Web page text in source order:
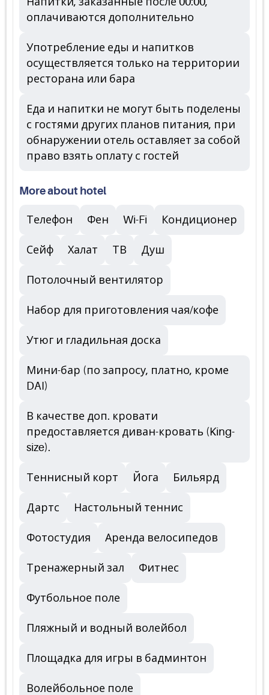
оплачиваются дополнительно
Употребление еды и напитков
осуществляется только на территории
ресторана или бара
Еда и напитки не могут быть поделены
с гостями других планов питания, при
обнаружении отель оставляет за собой
право взять оплату с гостей
More about hotel
Телефон Фен Wi-Fi Кондиционер
Сейф Халат ТВ Душ
Потолочный вентилятор
Набор для приготовления чая/кофе
Утюг и гладильная доска
Мини-бар (по запросу, платно, кроме
DAI)
В качестве доп. кровати
предоставляется диван-кровать (King-
size).
Теннисный корт Йога Бильярд
Дартс Настольный теннис
Фотостудия Аренда велосипедов
Тренажерный зал Фитнес
Футбольное поле
Пляжный и водный волейбол
Площадка для игры в бадминтон
Волейбольное поле